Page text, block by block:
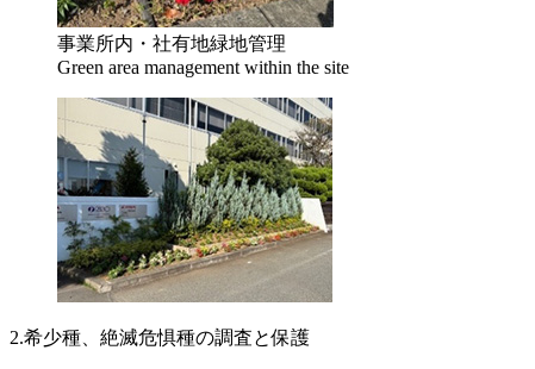
事業所内・社有地緑地管理
Green area management within the site
2.希少種、絶滅危惧種の調査と保護